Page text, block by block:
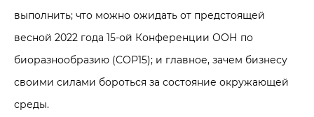
выполнить; что можно ожидать от предстоящей
весной 2022 года 15-ой Конференции ООН по
биоразнообразию (COP15); и главное, зачем бизнесу
своими силами бороться за состояние окружающей
среды.